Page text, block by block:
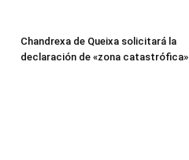
Chandrexa de Queixa solicitará la
declaración de «zona catastrófica»